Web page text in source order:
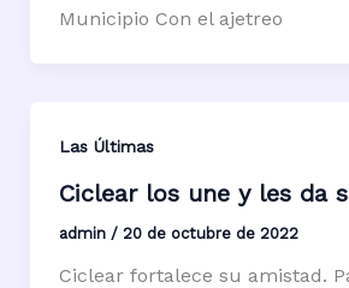
Municipio Con el ajetreo
Las Últimas
Ciclear los une y les da
admin / 20 de octubre de 2022
Ciclear fortalece su amistad.